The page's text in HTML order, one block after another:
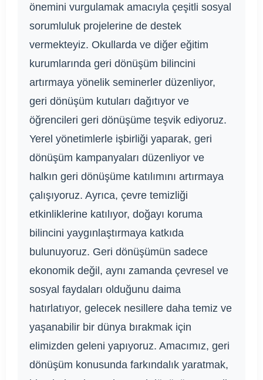
önemini vurgulamak amacıyla çeşitli sosyal
sorumluluk projelerine de destek
vermekteyiz. Okullarda ve diğer eğitim
kurumlarında geri dönüşüm bilincini
artırmaya yönelik seminerler düzenliyor,
geri dönüşüm kutuları dağıtıyor ve
öğrencileri geri dönüşüme teşvik ediyoruz.
Yerel yönetimlerle işbirliği yaparak, geri
dönüşüm kampanyaları düzenliyor ve
halkın geri dönüşüme katılımını artırmaya
çalışıyoruz. Ayrıca, çevre temizliği
etkinliklerine katılıyor, doğayı koruma
bilincini yaygınlaştırmaya katkıda
bulunuyoruz. Geri dönüşümün sadece
ekonomik değil, aynı zamanda çevresel ve
sosyal faydaları olduğunu daima
hatırlatıyor, gelecek nesillere daha temiz ve
yaşanabilir bir dünya bırakmak için
elimizden geleni yapıyoruz. Amacımız, geri
dönüşüm konusunda farkındalık yaratmak,